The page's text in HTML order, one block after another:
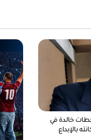
خالدة في
بالإبداع